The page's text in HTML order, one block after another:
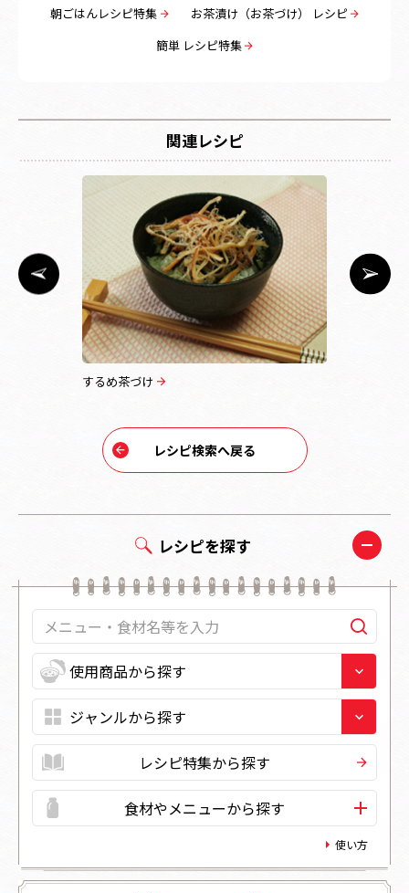
レシピを探す
レシピ特集から探す
食材やメニューから探す
使い方
朝ごはんレシピ特集
お茶漬け（お茶づけ） レシピ
簡単 レシピ特集
関連レシピ
するめ茶づけ
レシピ検索へ戻る